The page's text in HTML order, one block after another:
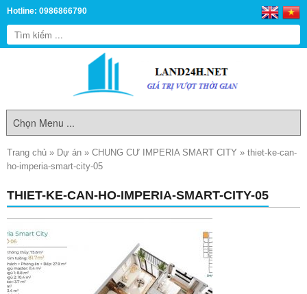
Hotline: 0986866790
Trang chủ » Dự án » CHUNG CƯ IMPERIA SMART CITY » thiet-ke-can-
ho-imperia-smart-city-05
THIET-KE-CAN-HO-IMPERIA-SMART-CITY-05